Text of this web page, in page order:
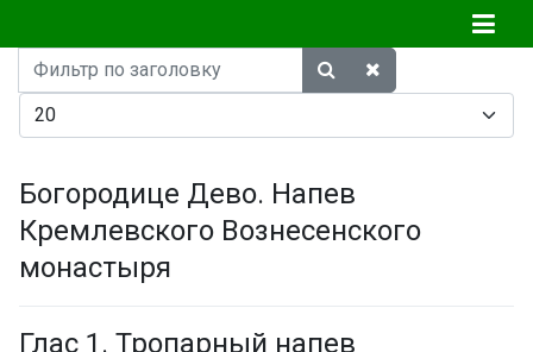
Фильтр
по
заголовку
Кол-во строк:
Богородице Дево. Напев
Кремлевского Вознесенского
монастыря
Глас 1. Тропарный напев